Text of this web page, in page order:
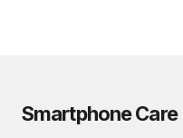
Smartphone Care